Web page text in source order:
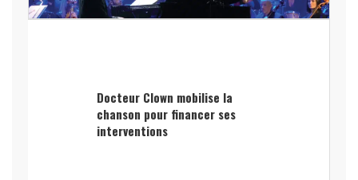
Docteur Clown mobilise la
chanson pour financer ses
interventions